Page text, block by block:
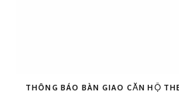
THÔNG BÁO BÀN GIAO CĂN HỘ